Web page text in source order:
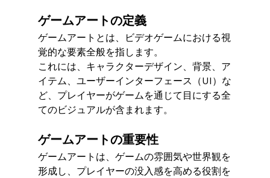
ゲームアートの定義
ゲームアートとは、ビデオゲームにおける視
覚的な要素全般を指します。
これには、キャラクターデザイン、背景、ア
イテム、ユーザーインターフェース（UI）な
ど、プレイヤーがゲームを通じて目にする全
てのビジュアルが含まれます。
ゲームアートの重要性
ゲームアートは、ゲームの雰囲気や世界観を
形成し、プレイヤーの没入感を高める役割を